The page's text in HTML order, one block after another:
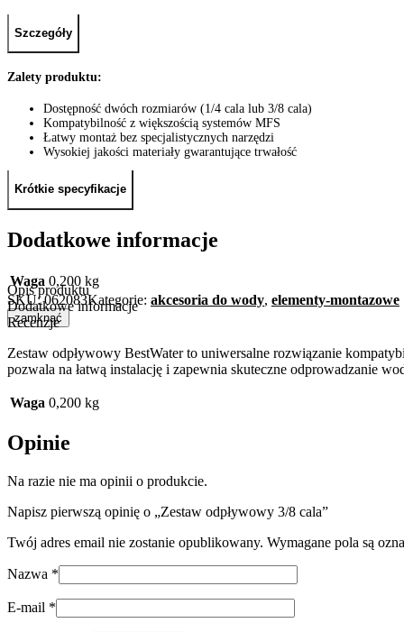
Szczegóły
Zalety produktu:
Dostępność dwóch rozmiarów (1/4 cala lub 3/8 cala)
Kompatybilność z większością systemów MFS
Łatwy montaż bez specjalistycznych narzędzi
Wysokiej jakości materiały gwarantujące trwałość
Krótkie specyfikacje
Dodatkowe informacje
Waga 0,200 kg
SKU:062083Kategorie: akcesoria do wody, elementy-montazowe
zamknąć
Opis produktu
Dodatkowe informacje
Recenzje
Zestaw odpływowy BestWater to uniwersalne rozwiązanie
pozwala na łatwą instalację i zapewnia skuteczne odprowadzanie
Waga 0,200 kg
Opinie
Na razie nie ma opinii o produkcie.
Napisz pierwszą opinię o „Zestaw odpływowy 3/8 cala”
Twój adres email nie zostanie opublikowany. Wymagane pola są
Nazwa *
E-mail *